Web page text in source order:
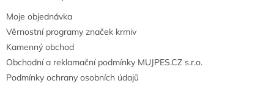
Moje objednávka
Věrnostní programy značek krmiv
Kamenný obchod
Obchodní a reklamační podmínky MUJPES.CZ s.r.o.
Podmínky ochrany osobních údajů